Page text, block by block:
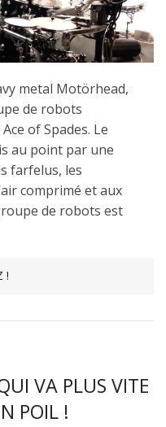
metal Motörhead,
de robots
of Spades. Le
au point par une
farfelus, les
comprimé et aux
de robots est
!
VA PLUS VITE
POIL !